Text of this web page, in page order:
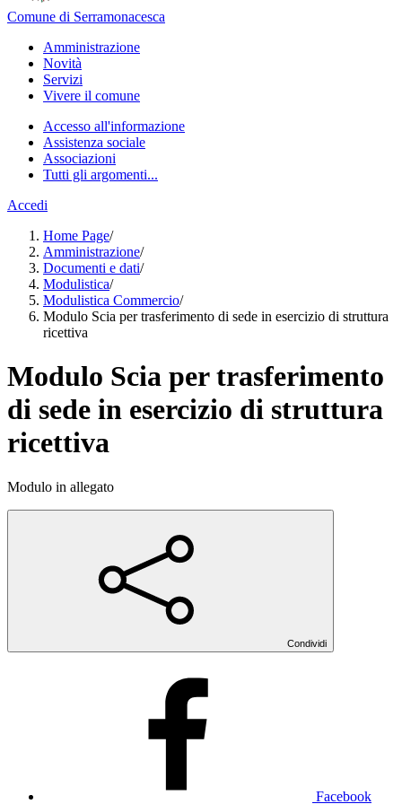
Comune di Serramonacesca
Amministrazione
Novità
Servizi
Vivere il comune
Accesso all'informazione
Assistenza sociale
Associazioni
Tutti gli argomenti...
Accedi
Home Page/
Amministrazione/
Documenti e dati/
Modulistica/
Modulistica Commercio/
Modulo Scia per trasferimento di sede in esercizio di struttura
ricettiva
Modulo Scia per trasferimento
di sede in esercizio di struttura
ricettiva
Modulo in allegato
Condividi
Facebook